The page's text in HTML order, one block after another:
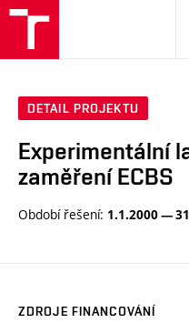
DETAIL PROJEKTU
Experimentální
zaměření ECBS
Období řešení: 1.1.2000 —
ZDROJE FINANCOVÁNÍ